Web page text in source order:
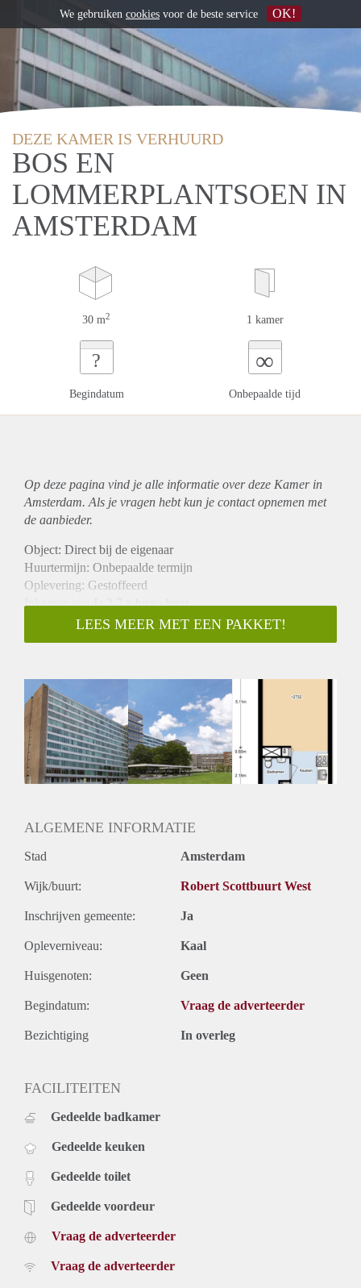
DEZE KAMER IS VERHUURD
BOS EN
LOMMERPLANTSOEN IN
AMSTERDAM
30 m2 1 kamer
?
Begindatum
∞
Onbepaalde tijd
Op deze pagina vind je alle informatie over deze Kamer in
Amsterdam. Als je vragen hebt kun je contact opnemen met
de aanbieder.
Object: Direct bij de eigenaar
Huurtermijn: Onbepaalde termijn
Oplevering: Gestoffeerd
Inkomen eis: Ja 2,7 x bruto huur
Garantiestelling mogelijk: Ja
Borg: 1 maand
Gedeelde keuken: Nee
Gedeelde Douche: Nee
Gedeelde woonkamer: Nee
Huisgenoten: Nee
Geslacht huisgenoten: N.v.t.
LEES MEER MET EEN PAKKET!
ALGEMENE INFORMATIE
Stad Amsterdam
Wijk/buurt: Robert Scottbuurt West
Inschrijven gemeente: Ja
Opleverniveau: Kaal
Huisgenoten: Geen
Begindatum: Vraag de adverteerder
Bezichtiging In overleg
FACILITEITEN
Gedeelde badkamer
Gedeelde keuken
Gedeelde toilet
Gedeelde voordeur
Vraag de adverteerder
Vraag de adverteerder
We gebruiken cookies voor de beste service OK!